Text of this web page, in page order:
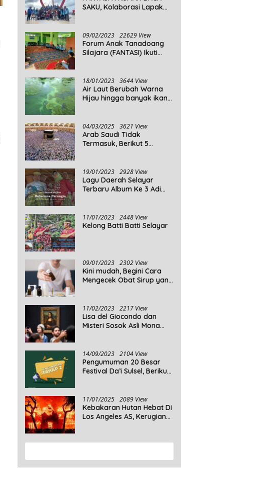
SAKU, Kolaborasi Lapak
09/02/2023 22629 View
Forum Anak Tanadoang
Silajara (FANTASI) Ikuti
18/01/2023 3644 View
Air Laut Berubah Warna
Hijau hingga banyak ikan
04/03/2025 3621 View
Arab Saudi Tidak
Termasuk, Berikut 5
Dunia Tahun 2025
19/01/2023 2928 View
Lagu Daerah Selayar
Terbaru Album Ke 3 Adi
11/01/2023 2448 View
Kelong Batti Batti Selayar
09/01/2023 2302 View
Kini mudah, Begini Cara
Mengecek Obat Sirup yang
Aman Untuk Dikonsumsi
11/02/2023 2217 View
Lisa del Giocondo dan
Misteri Sosok Asli Mona
14/09/2023 2104 View
Pengumuman 20 Besar
Festival Da’i Sulsel, Berikut
11/01/2025 2089 View
Kebakaran Hutan Hebat Di
Los Angeles AS, Kerugian